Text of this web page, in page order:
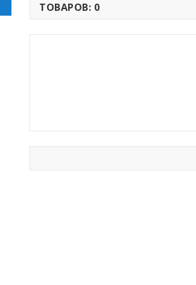
ТОВАРОВ: 0